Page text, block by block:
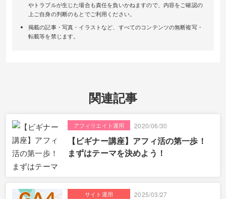
やトラブルが生じた場合も責任を負いかねますので、内容をご確認の
上ご自身の判断のもとでご利用ください。
掲載の記事・写真・イラストなど、すべてのコンテンツの無断複写・
転載等を禁じます。
関連記事
アフィリエイト運用 2020/06/30
【ビギナー講座】アフィ活の第一歩！
まずはテーマを決めよう！
サイト運用 2025/03/27